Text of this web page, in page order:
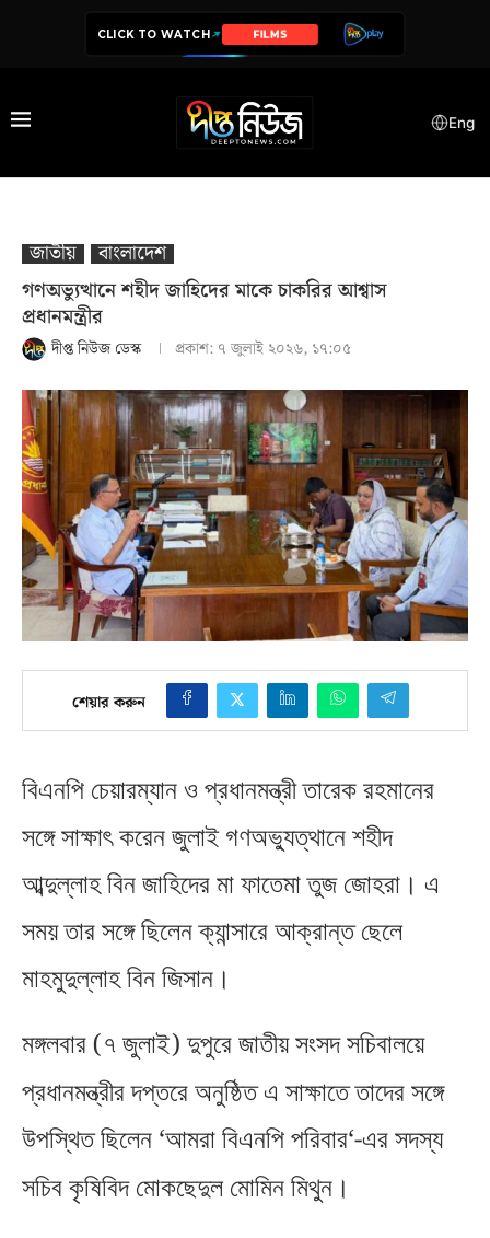
CLICK TO WATCH SERIES
Eng
জাতীয়
বাংলাদেশ
গণঅভ্যুত্থানে শহীদ জাহিদের মাকে চাকরির আশ্বাস
প্রধানমন্ত্রীর
দীপ্ত নিউজ ডেস্ক প্রকাশ: ৭ জুলাই ২০২৬, ১৭:০৫
শেয়ার করুন
বিএনপি চেয়ারম্যান ও প্রধানমন্ত্রী তারেক রহমানের
সঙ্গে সাক্ষাৎ করেন জুলাই গণঅভ্যুত্থানে শহীদ
আব্দুল্লাহ বিন জাহিদের মা ফাতেমা তুজ জোহরা। এ
সময় তার সঙ্গে ছিলেন ক্যান্সারে আক্রান্ত ছেলে
মাহমুদুল্লাহ বিন জিসান।
মঙ্গলবার (৭ জুলাই) দুপুরে জাতীয় সংসদ সচিবালয়ে
প্রধানমন্ত্রীর দপ্তরে অনুষ্ঠিত এ সাক্ষাতে তাদের সঙ্গে
উপস্থিত ছিলেন ‘আমরা বিএনপি পরিবার‘-এর সদস্য
সচিব কৃষিবিদ মোকছেদুল মোমিন মিথুন।